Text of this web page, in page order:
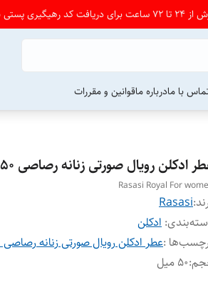
پی ام بدین
با مادرباره ماقوانین و مقررات
ادکلن رویال صورتی زنانه رصاصی ۵۰ میل اصل
Rasasi Royal For
Rasasi
: ادکلن
:عطر ادکلن رویال صورتی زنانه رصاصی ۵۰ میل اصل
:۵۰ میل